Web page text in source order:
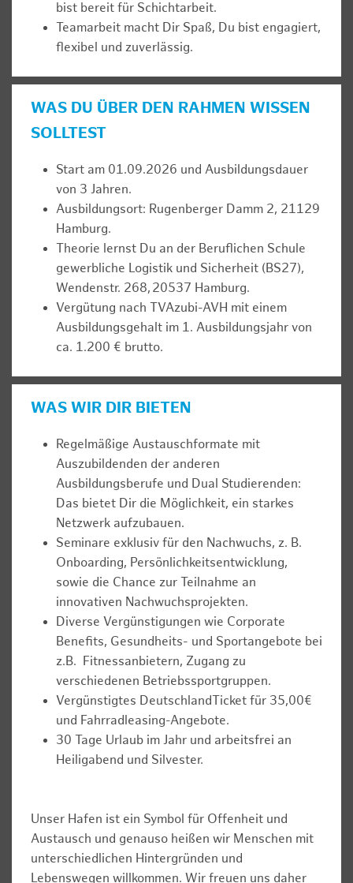
bist bereit für Schichtarbeit.
Teamarbeit macht Dir Spaß, Du bist engagiert,
flexibel und zuverlässig.
WAS DU ÜBER DEN RAHMEN WISSEN
SOLLTEST
Start am 01.09.2026 und Ausbildungsdauer
von 3 Jahren.
Ausbildungsort: Rugenberger Damm 2, 21129
Hamburg.
Theorie lernst Du an der Beruflichen Schule
gewerbliche Logistik und Sicherheit (BS27),
Wendenstr. 268, 20537 Hamburg.
Vergütung nach TVAzubi-AVH mit einem
Ausbildungsgehalt im 1. Ausbildungsjahr von
ca. 1.200 € brutto.
WAS WIR DIR BIETEN
Regelmäßige Austauschformate mit
Auszubildenden der anderen
Ausbildungsberufe und Dual Studierenden:
Das bietet Dir die Möglichkeit, ein starkes
Netzwerk aufzubauen.
Seminare exklusiv für den Nachwuchs, z. B.
Onboarding, Persönlichkeitsentwicklung,
sowie die Chance zur Teilnahme an
innovativen Nachwuchsprojekten.
Diverse Vergünstigungen wie Corporate
Benefits, Gesundheits- und Sportangebote bei
z.B. Fitnessanbietern, Zugang zu
verschiedenen Betriebssportgruppen.
Vergünstigtes DeutschlandTicket für 35,00€
und Fahrradleasing-Angebote.
30 Tage Urlaub im Jahr und arbeitsfrei an
Heiligabend und Silvester.
Unser Hafen ist ein Symbol für Offenheit und
Austausch und genauso heißen wir Menschen mit
unterschiedlichen Hintergründen und
Lebenswegen willkommen. Wir freuen uns daher